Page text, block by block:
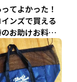
てよかった！
ンズで買える
お助けお料理
！